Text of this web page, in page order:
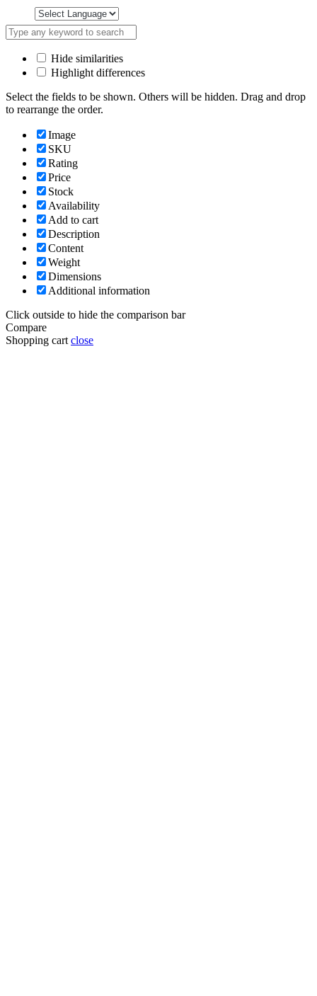
Hide similarities
Highlight differences
Select the fields to be shown. Others will be hidden. Drag and drop
to rearrange the order.
Image
SKU
Rating
Price
Stock
Availability
Add to cart
Description
Content
Weight
Dimensions
Additional information
Click outside to hide the comparison bar
Compare
Shopping cart close